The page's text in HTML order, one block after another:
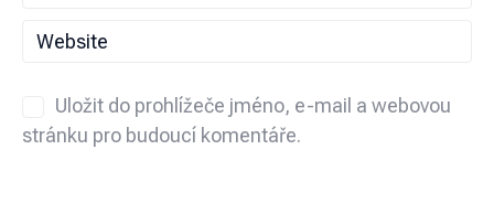
Uložit do prohlížeče jméno, e-mail a webovou
stránku pro budoucí komentáře.